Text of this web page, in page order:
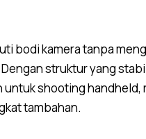
bodi kamera tanpa
struktur yang
untuk shooting handheld,
tambahan.